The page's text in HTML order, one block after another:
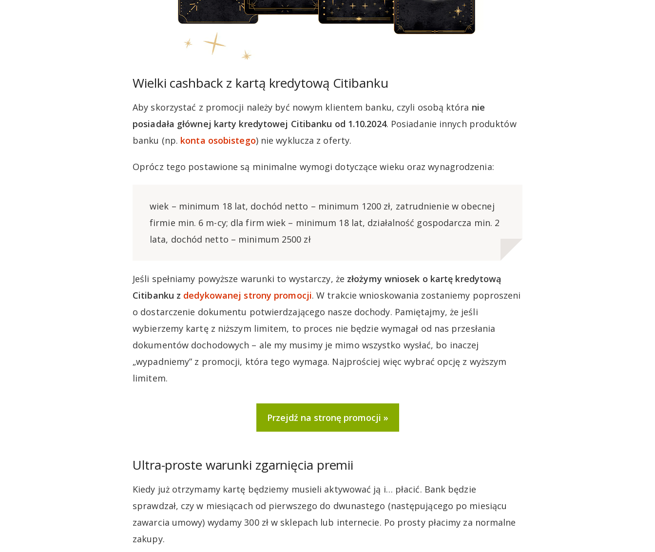
Wielki cashback z kartą kredytową Citibanku
Aby skorzystać z promocji należy być nowym klientem banku, czyli osobą która nie
posiadała głównej karty kredytowej Citibanku od 1.10.2024. Posiadanie innych produktów
banku (np. konta osobistego) nie wyklucza z oferty.
Oprócz tego postawione są minimalne wymogi dotyczące wieku oraz wynagrodzenia:
wiek – minimum 18 lat, dochód netto – minimum 1200 zł, zatrudnienie w obecnej
firmie min. 6 m-cy; dla firm wiek – minimum 18 lat, działalność gospodarcza min. 2
lata, dochód netto – minimum 2500 zł
Jeśli spełniamy powyższe warunki to wystarczy, że złożymy wniosek o kartę kredytową
Citibanku z dedykowanej strony promocji. W trakcie wnioskowania zostaniemy poproszeni
o dostarczenie dokumentu potwierdzającego nasze dochody. Pamiętajmy, że jeśli
wybierzemy kartę z niższym limitem, to proces nie będzie wymagał od nas przesłania
dokumentów dochodowych – ale my musimy je mimo wszystko wysłać, bo inaczej
„wypadniemy” z promocji, która tego wymaga. Najprościej więc wybrać opcję z wyższym
limitem.
Przejdź na stronę promocji
Ultra-proste warunki zgarnięcia premii
Kiedy już otrzymamy kartę będziemy musieli aktywować ją i… płacić. Bank będzie
sprawdzał, czy w miesiącach od pierwszego do dwunastego (następującego po miesiącu
zawarcia umowy) wydamy 300 zł w sklepach lub internecie. Po prosty płacimy za normalne
zakupy.